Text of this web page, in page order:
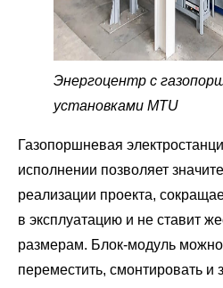
Энергоцентр с
установками MTU
Газопоршневая
исполнении позволяет
реализации проекта,
в эксплуатацию и не ставит
размерам. Блок-модуль
переместить, смонтировать и